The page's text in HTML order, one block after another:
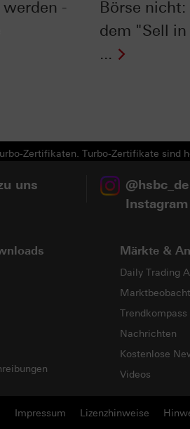
-
Börse
dem "Sell
...
Zertifikaten. Turbo-Zertifikate
uns
Instagram
Märkte &
Daily Trading
Trendkompass
Nachrichten
Kostenlose
Videos
Impressum Lizenzhinweise